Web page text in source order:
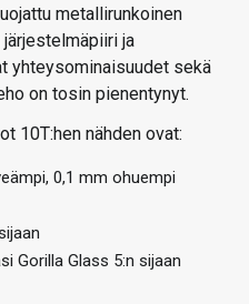
metallirunkoinen
ja
yhteysominaisuudet sekä
on tosin pienentynyt.
10T:hen nähden ovat:
0,1 mm ohuempi
Gorilla Glass 5:n sijaan